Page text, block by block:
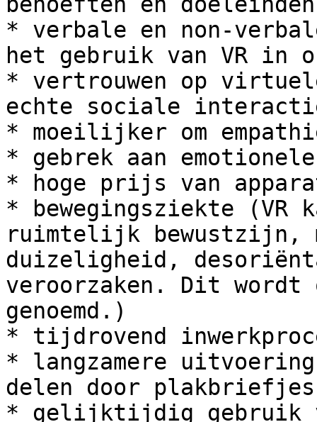
* verbale en non-
het gebruik van VR in
* vertrouwen op
echte sociale
* moeilijker om
* gebrek aan
* hoge prijs van
* bewegingsziekte (VR
ruimtelijk bewustzijn,
duizeligheid,
veroorzaken. Dit
genoemd.)
* tijdrovend
* langzamere
delen door
* gelijktijdig gebruik